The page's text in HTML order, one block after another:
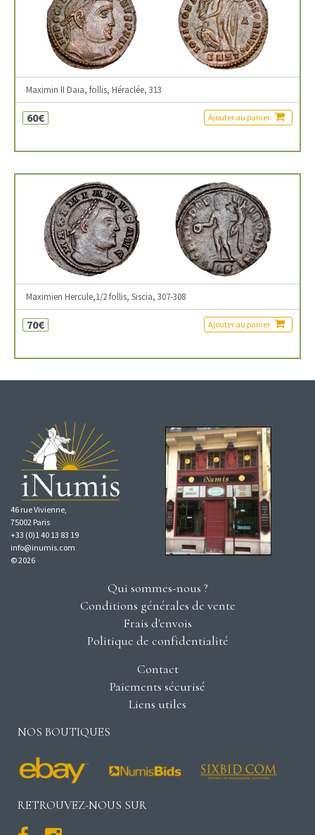
Maximin II Daia, follis, Héraclée, 313
60€ Ajouter au panier
Maximien Hercule,1/2 follis, Siscia, 307-308
70€ Ajouter au panier
46 rue Vivienne,
75002 Paris
+33 (0)1 40 13 83 19
info@inumis.com
© 2026
Qui sommes-nous ?
Conditions générales de vente
Frais d'envois
Politique de confidentialité
Contact
Paiements sécurisé
Liens utiles
NOS BOUTIQUES
RETROUVEZ-NOUS SUR